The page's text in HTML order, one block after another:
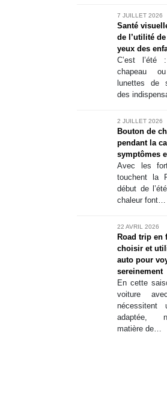
7 JUILLET 2026
Santé
de l’utilité
yeux des
C’est l’été
chapeau
lunettes de
des
2 JUILLET 2026
Bouton de
pendant la
symptômes
Avec les
touchent la
début de
chaleur font…
22 AVRIL 2026
Road trip en
choisir et
auto pour
sereinement
En cette
voiture
nécessitent
adaptée,
matière de…